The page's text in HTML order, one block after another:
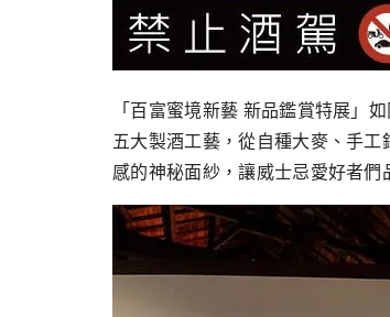
「百富蜜境新藝 新品鑑賞特展」
五大製酒工藝，從自種大麥、手
感的神秘面紗，讓威士忌愛好者們